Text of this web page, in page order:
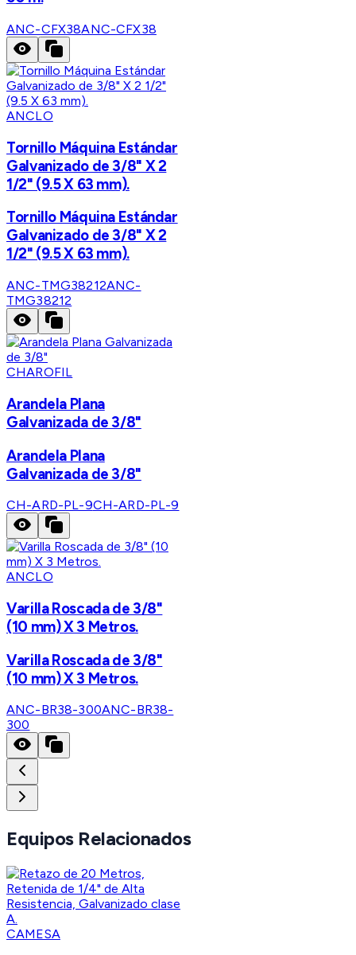
ANC-CFX38ANC-CFX38
ANCLO
Tornillo Máquina Estándar
Galvanizado de 3/8" X 2
1/2" (9.5 X 63 mm).
Tornillo Máquina Estándar
Galvanizado de 3/8" X 2
1/2" (9.5 X 63 mm).
ANC-TMG38212ANC-
TMG38212
CHAROFIL
Arandela Plana
Galvanizada de 3/8"
Arandela Plana
Galvanizada de 3/8"
CH-ARD-PL-9CH-ARD-PL-9
ANCLO
Varilla Roscada de 3/8"
(10 mm) X 3 Metros.
Varilla Roscada de 3/8"
(10 mm) X 3 Metros.
ANC-BR38-300ANC-BR38-
300
Equipos Relacionados
CAMESA